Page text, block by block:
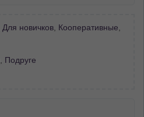
Для новичков Кооперативные
Подруге